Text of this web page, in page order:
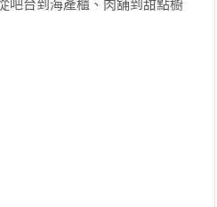
吧台到海產櫃、肉舖到甜點櫥